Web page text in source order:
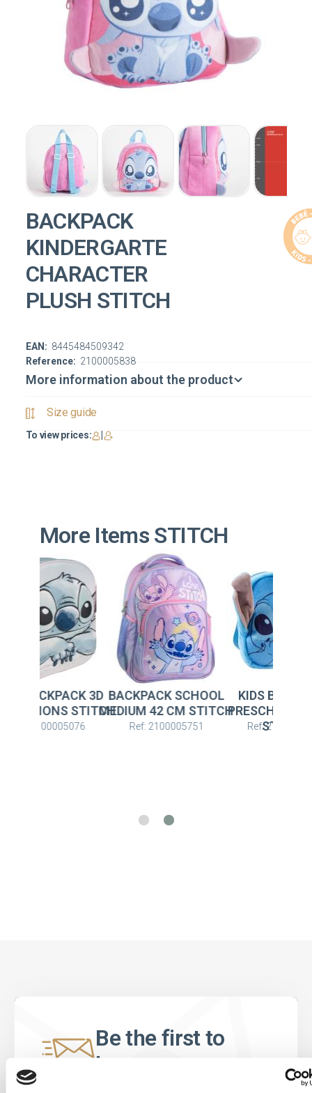
BACKPACK
KINDERGARTE
CHARACTER
PLUSH STITCH
Reference: 2100005838
EAN: 8445484509342
More information about the product
Size guide
To view prices:
More Items STITCH
3D
STITCH
2100005076
BACKPACK SCHOOL
MEDIUM 42 CM STITCH
Ref: 2100005751
KIDS BACKPACK
PRESCHOOL
STITCH
Ref: 2100005060
Be the first to
know